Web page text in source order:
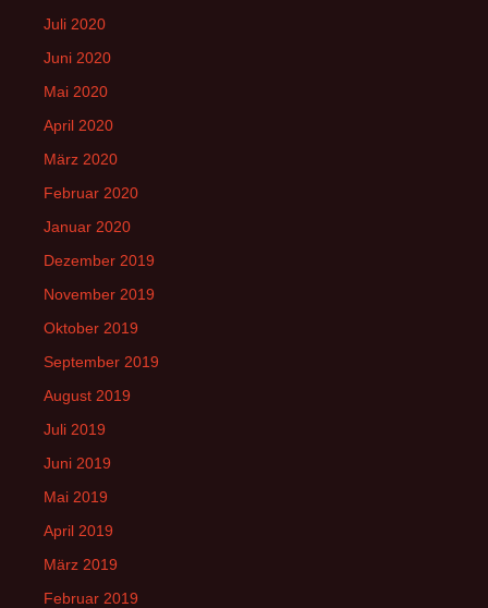
Juli 2020
Juni 2020
Mai 2020
April 2020
März 2020
Februar 2020
Januar 2020
Dezember 2019
November 2019
Oktober 2019
September 2019
August 2019
Juli 2019
Juni 2019
Mai 2019
April 2019
März 2019
Februar 2019